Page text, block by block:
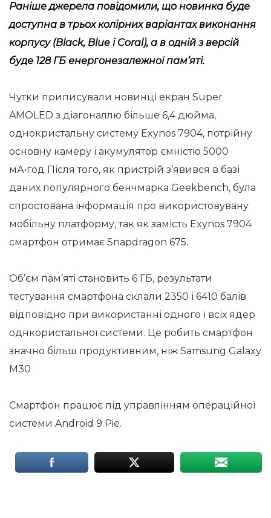
Раніше джерела повідомили, що новинка буде
доступна в трьох колірних варіантах виконання
корпусу (Black, Blue і Coral), а в одній з версій
буде 128 ГБ енергонезалежної пам’яті.
Чутки приписували новинці екран Super
AMOLED з діагоналлю більше 6,4 дюйма,
однокристальну систему Exynos 7904, потрійну
основну камеру і акумулятор ємністю 5000
мА•год Після того, як пристрій з’явився в базі
даних популярного бенчмарка Geekbench, була
спростована інформація про використовувану
мобільну платформу, так як замість Exynos 7904
смартфон отримає Snapdragon 675.
Об’єм пам’яті становить 6 ГБ, результати
тестування смартфона склали 2350 і 6410 балів
відповідно при використанні одного і всіх ядер
однкористальної системи. Це робить смартфон
значно більш продуктивним, ніж Samsung Galaxy
M30
Смартфон працює під управлінням операційної
системи Android 9 Pie.